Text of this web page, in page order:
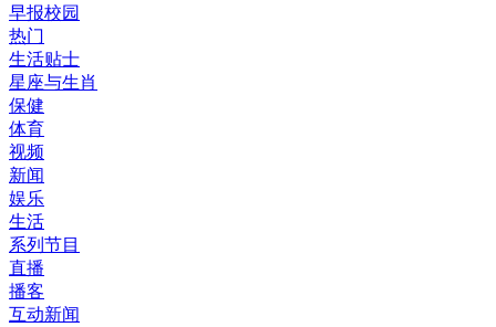
早报校园
热门
生活贴士
星座与生肖
保健
体育
视频
新闻
娱乐
生活
系列节目
直播
播客
互动新闻